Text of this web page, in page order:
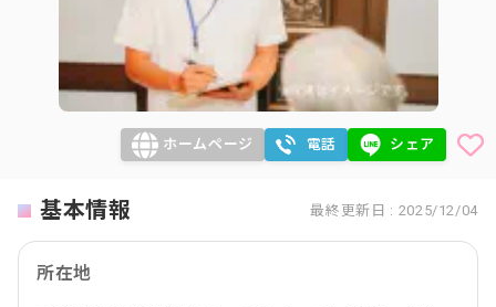
ホームページ 電話 シェア
基本情報 最終更新日 : 2025/12/04
所在地